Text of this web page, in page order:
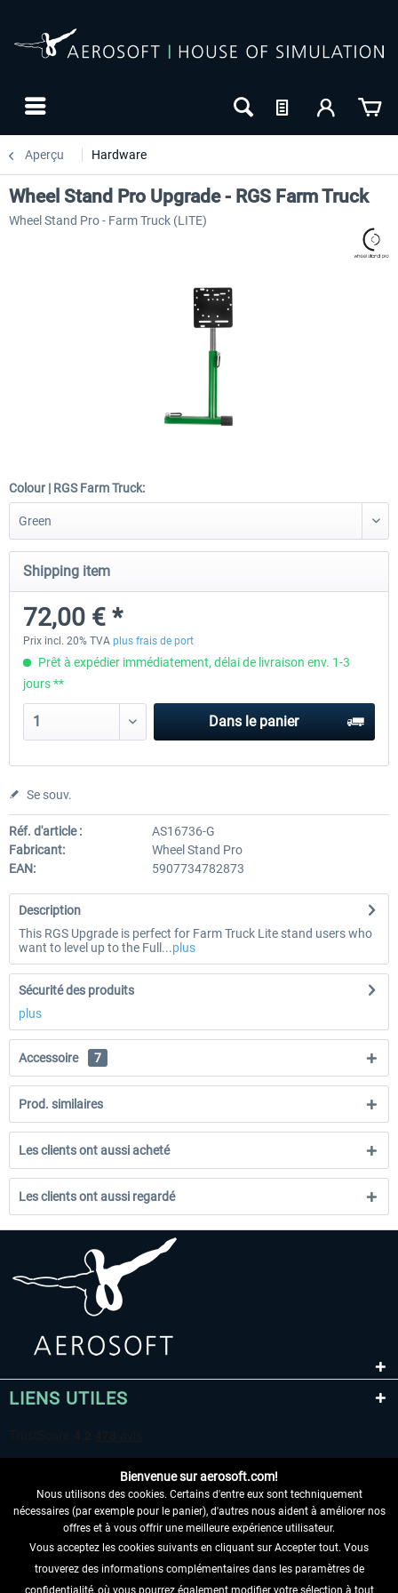
Aperçu Hardware
198,00 € * 30,00 € *
Wheel Stand Pro Upgrade - RGS Farm Truck
Wheel Stand Pro - Farm Truck (LITE)
Colour | RGS Farm Truck:
Shipping item
72,00 € *
Prix incl. 20% TVA plus frais de port
Prêt à expédier immédiatement, délai de livraison env. 1-3
jours **
Dans le panier
Se souv.
Réf. d'article :
AS16736-G
Fabricant:
Wheel Stand Pro
EAN:
5907734782873
Description
This RGS Upgrade is perfect for Farm Truck Lite stand users who
want to level up to the Full...plus
Sécurité des produits
plus
Accessoire 7
Prod. similaires
Les clients ont aussi acheté
Les clients ont aussi regardé
LIENS UTILES
RENONCER AU CONTRAT ICI
Bienvenue sur aerosoft.com!
Nous utilisons des cookies. Certains d'entre eux sont techniquement
nécessaires (par exemple pour le panier), d'autres nous aident à améliorer nos
offres et à vous offrir une meilleure expérience utilisateur.
Vous acceptez les cookies suivants en cliquant sur Accepter tout. Vous
trouverez des informations complémentaires dans les paramètres de
confidentialité, où vous pourrez également modifier votre sélection à tout